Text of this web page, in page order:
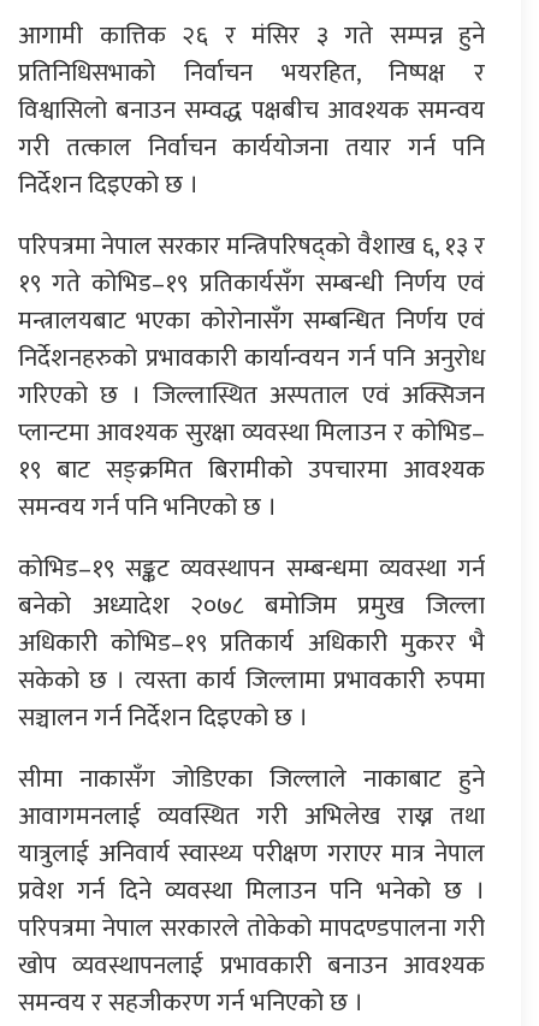
आगामी कात्तिक २६ र मंसिर ३ गते सम्पन्न हुने
प्रतिनिधिसभाको निर्वाचन भयरहित, निष्पक्ष र
विश्वासिलो बनाउन सम्वद्ध पक्षबीच आवश्यक समन्वय
गरी तत्काल निर्वाचन कार्ययोजना तयार गर्न पनि
निर्देशन दिइएको छ ।
परिपत्रमा नेपाल सरकार मन्त्रिपरिषद्को वैशाख ६, १३ र
१९ गते कोभिड–१९ प्रतिकार्यसँग सम्बन्धी निर्णय एवं
मन्त्रालयबाट भएका कोरोनासँग सम्बन्धित निर्णय एवं
निर्देशनहरुको प्रभावकारी कार्यान्वयन गर्न पनि अनुरोध
गरिएको छ । जिल्लास्थित अस्पताल एवं अक्सिजन
प्लान्टमा आवश्यक सुरक्षा व्यवस्था मिलाउन र कोभिड–
१९ बाट सङ्क्रमित बिरामीको उपचारमा आवश्यक
समन्वय गर्न पनि भनिएको छ ।
कोभिड–१९ सङ्कट व्यवस्थापन सम्बन्धमा व्यवस्था गर्न
बनेको अध्यादेश २०७८ बमोजिम प्रमुख जिल्ला
अधिकारी कोभिड–१९ प्रतिकार्य अधिकारी मुकरर भै
सकेको छ । त्यस्ता कार्य जिल्लामा प्रभावकारी रुपमा
सञ्चालन गर्न निर्देशन दिइएको छ ।
सीमा नाकासँग जोडिएका जिल्लाले नाकाबाट हुने
आवागमनलाई व्यवस्थित गरी अभिलेख राख्न तथा
यात्रुलाई अनिवार्य स्वास्थ्य परीक्षण गराएर मात्र नेपाल
प्रवेश गर्न दिने व्यवस्था मिलाउन पनि भनेको छ ।
परिपत्रमा नेपाल सरकारले तोकेको मापदण्डपालना गरी
खोप व्यवस्थापनलाई प्रभावकारी बनाउन आवश्यक
समन्वय र सहजीकरण गर्न भनिएको छ ।